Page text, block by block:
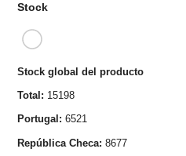
Stock
Stock global del producto
Total: 15198
Portugal: 6521
República Checa: 8677